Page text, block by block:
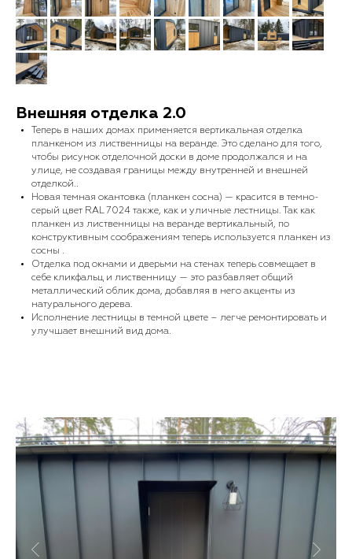
Внешняя отделка 2.0
Теперь в наших домах применяется вертикальная отделка
планкеном из лиственницы на веранде. Это сделано для того,
чтобы рисунок отделочной доски в доме продолжался и на
улице, не создавая границы между внутренней и внешней
отделкой..
Новая темная окантовка (планкен сосна) — красится в темно-
серый цвет RAL 7024 также, как и уличные лестницы. Так как
планкен из лиственницы на веранде вертикальный, по
конструктивным соображениям теперь используется планкен из
сосны .
Отделка под окнами и дверьми на стенах теперь совмещает в
себе кликфальц и лиственницу — это разбавляет общий
металлический облик дома, добавляя в него акценты из
натурального дерева.
Исполнение лестницы в темной цвете – легче ремонтировать и
улучшает внешний вид дома.